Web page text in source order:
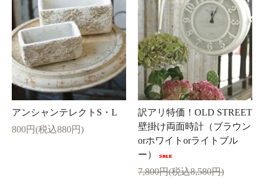
アンシャンテレクトS・L
800円(税込880円)
訳アリ特価！OLD STREET
壁掛け両面時計（ブラウン
orホワイトorライトブル
ー）
7,800円(税込8,580円)